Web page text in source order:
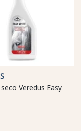
Veredus Easy